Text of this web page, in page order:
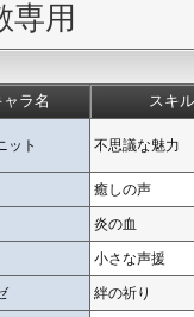
専用
ャラ名 スキ
ット 不思議な魅力
癒しの声
炎の血
小さな声援
絆の祈り